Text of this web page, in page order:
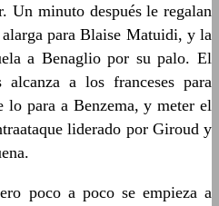
Un minuto después le regalan
para Blaise Matuidi, y la
a Benaglio por su palo. El
a los franceses para
lo para a Benzema, y meter el
liderado por Giroud y
poco a poco se empieza a